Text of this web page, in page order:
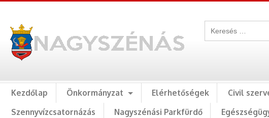
Kezdőlap Önkormányzat Elérhetőségek Civil
Szennyvízcsatornázás
Nagyszénási Parkfürdő